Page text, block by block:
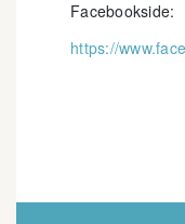
Facebookside:
https://